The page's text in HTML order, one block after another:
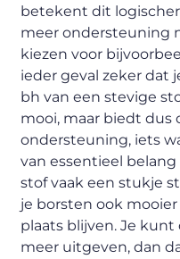
betekent dit
meer ondersteuning
kiezen voor
ieder geval zeker dat
bh van een stevige
mooi, maar biedt dus
ondersteuning, iets
van essentieel
stof vaak een stukje
je borsten ook
plaats blijven. Je
meer uitgeven, dan